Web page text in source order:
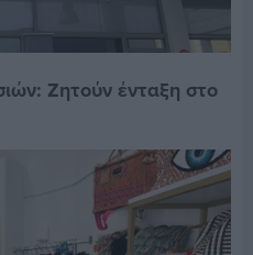
Ζητούν ένταξη στο